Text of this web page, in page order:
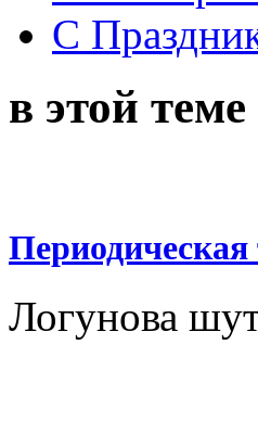
С
в этой теме
Логунова